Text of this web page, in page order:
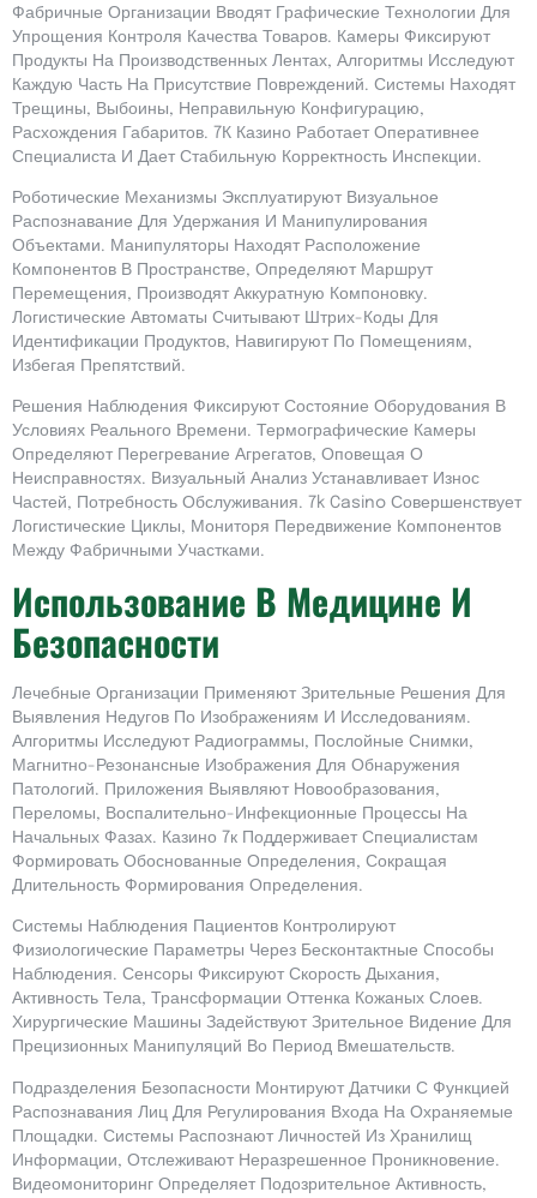
Фабричные Организации Вводят Графические Технологии Для
Упрощения Контроля Качества Товаров. Камеры Фиксируют
Продукты На Производственных Лентах, Алгоритмы Исследуют
Каждую Часть На Присутствие Повреждений. Системы Находят
Трещины, Выбоины, Неправильную Конфигурацию,
Расхождения Габаритов. 7К Казино Работает Оперативнее
Специалиста И Дает Стабильную Корректность Инспекции.
Роботические Механизмы Эксплуатируют Визуальное
Распознавание Для Удержания И Манипулирования
Объектами. Манипуляторы Находят Расположение
Компонентов В Пространстве, Определяют Маршрут
Перемещения, Производят Аккуратную Компоновку.
Логистические Автоматы Считывают Штрих-Коды Для
Идентификации Продуктов, Навигируют По Помещениям,
Избегая Препятствий.
Решения Наблюдения Фиксируют Состояние Оборудования В
Условиях Реального Времени. Термографические Камеры
Определяют Перегревание Агрегатов, Оповещая О
Неисправностях. Визуальный Анализ Устанавливает Износ
Частей, Потребность Обслуживания. 7k Casino Совершенствует
Логистические Циклы, Мониторя Передвижение Компонентов
Между Фабричными Участками.
Использование В Медицине И
Безопасности
Лечебные Организации Применяют Зрительные Решения Для
Выявления Недугов По Изображениям И Исследованиям.
Алгоритмы Исследуют Радиограммы, Послойные Снимки,
Магнитно-Резонансные Изображения Для Обнаружения
Патологий. Приложения Выявляют Новообразования,
Переломы, Воспалительно-Инфекционные Процессы На
Начальных Фазах. Казино 7к Поддерживает Специалистам
Формировать Обоснованные Определения, Сокращая
Длительность Формирования Определения.
Системы Наблюдения Пациентов Контролируют
Физиологические Параметры Через Бесконтактные Способы
Наблюдения. Сенсоры Фиксируют Скорость Дыхания,
Активность Тела, Трансформации Оттенка Кожаных Слоев.
Хирургические Машины Задействуют Зрительное Видение Для
Прецизионных Манипуляций Во Период Вмешательств.
Подразделения Безопасности Монтируют Датчики С Функцией
Распознавания Лиц Для Регулирования Входа На Охраняемые
Площадки. Системы Распознают Личностей Из Хранилищ
Информации, Отслеживают Неразрешенное Проникновение.
Видеомониторинг Определяет Подозрительное Активность,